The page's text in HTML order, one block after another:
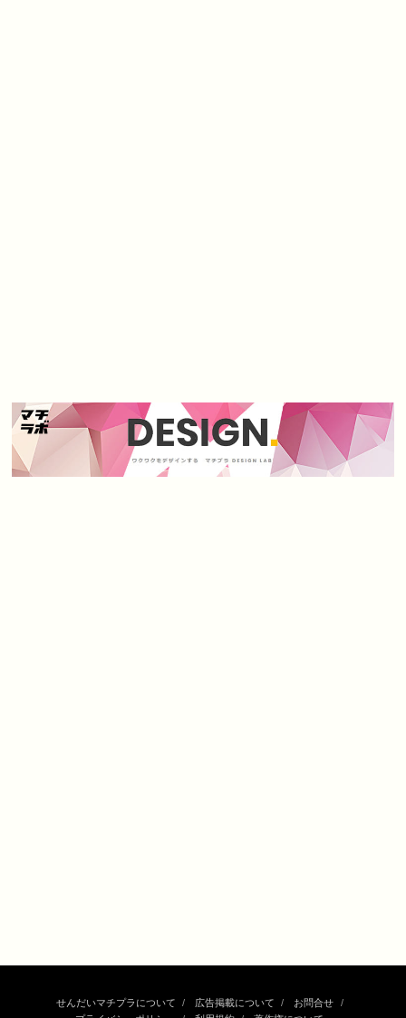
せんだいマチプラについて 広告掲載について
お問合せ